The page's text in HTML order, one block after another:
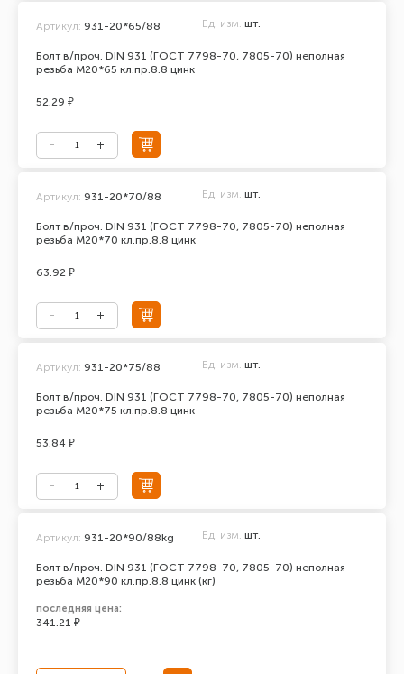
Болт в/проч. DIN 931 (ГОСТ 7798-70, 7805-70) неполная
резьба М20*65 кл.пр.8.8 цинк
Артикул: 931-20*65/88 Ед. изм. шт.
52.29 ₽
Болт в/проч. DIN 931 (ГОСТ 7798-70, 7805-70) неполная
резьба М20*70 кл.пр.8.8 цинк
Артикул: 931-20*70/88 Ед. изм. шт.
63.92 ₽
Болт в/проч. DIN 931 (ГОСТ 7798-70, 7805-70) неполная
резьба М20*75 кл.пр.8.8 цинк
Артикул: 931-20*75/88 Ед. изм. шт.
53.84 ₽
Болт в/проч. DIN 931 (ГОСТ 7798-70, 7805-70) неполная
резьба М20*90 кл.пр.8.8 цинк (кг)
Артикул: 931-20*90/88kg Ед. изм. шт.
последняя цена:
341.21 ₽